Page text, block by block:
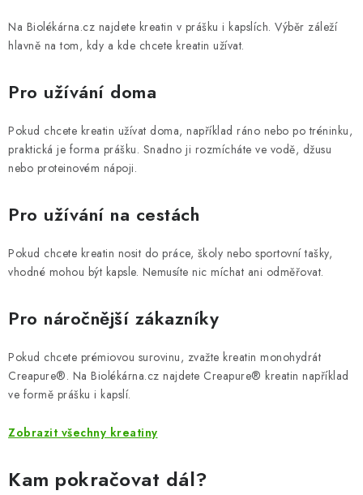
Na Biolékárna.cz najdete kreatin v prášku i kapslích. Výběr záleží
hlavně na tom, kdy a kde chcete kreatin užívat.
Pro užívání doma
Pokud chcete kreatin užívat doma, například ráno nebo po tréninku,
praktická je forma prášku. Snadno ji rozmícháte ve vodě, džusu
nebo proteinovém nápoji.
Pro užívání na cestách
Pokud chcete kreatin nosit do práce, školy nebo sportovní tašky,
vhodné mohou být kapsle. Nemusíte nic míchat ani odměřovat.
Pro náročnější zákazníky
Pokud chcete prémiovou surovinu, zvažte kreatin monohydrát
Creapure®. Na Biolékárna.cz najdete Creapure® kreatin například
ve formě prášku i kapslí.
Zobrazit všechny kreatiny
Kam pokračovat dál?